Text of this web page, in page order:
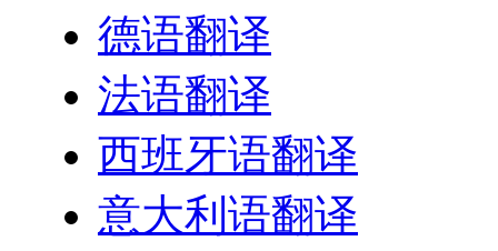
德语翻译
法语翻译
西班牙语翻译
意大利语翻译